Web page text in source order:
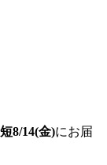
8/14(金)にお届